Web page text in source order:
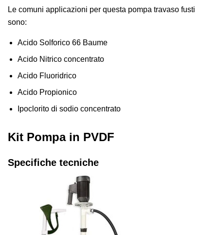
Le comuni applicazioni per questa pompa travaso fusti
sono:
Acido Solforico 66 Baume
Acido Nitrico concentrato
Acido Fluoridrico
Acido Propionico
Ipoclorito di sodio concentrato
Kit Pompa in PVDF
Specifiche tecniche